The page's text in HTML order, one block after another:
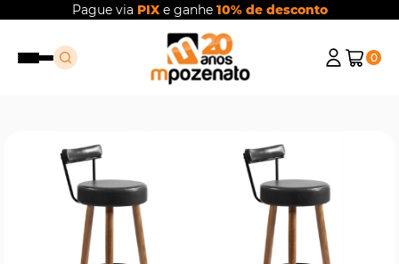
Pague via PIXe ganhe 10% de desconto
0